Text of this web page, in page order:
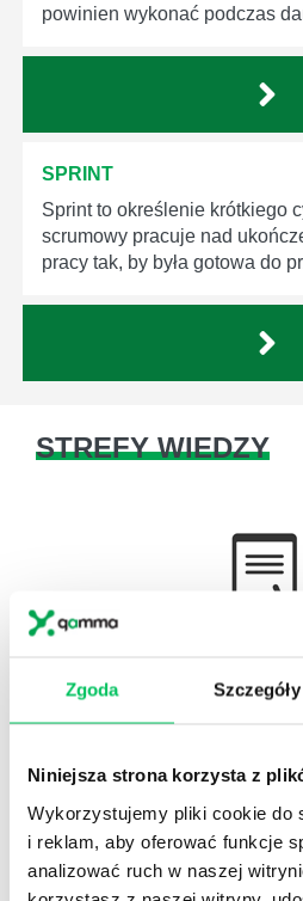
Zgoda Szczegóły
Niniejsza strona korzysta z
Wykorzystujemy pliki cookie do
i reklam, aby oferować funkcje
analizować ruch w naszej
powinien wykonać podczas
SPRINT
Sprint to określenie krótkiego
scrumowy pracuje nad
pracy tak, by była gotowa do
STREFY WIEDZY
Autorskie raporty, wartościowy
Gamma